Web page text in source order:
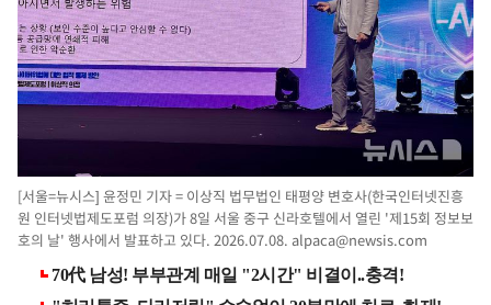
[서울=뉴시스] 윤정민 기자 = 이상직 법무법인 태평양 변호사(한국인터넷진흥
원 인터넷법제도포럼 의장)가 8일 서울 중구 신라호텔에서 열린 '제15회 정보보
호의 날' 행사에서 발표하고 있다. 2026.07.08. alpaca@newsis.com